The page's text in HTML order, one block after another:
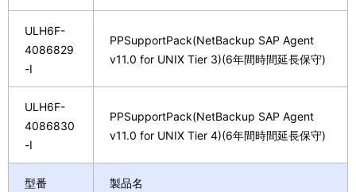
ULH6F-
4086829
-I
PPSupportPack(NetBackup SAP Agent
v11.0 for UNIX Tier 3)(6年間時間延長保守)
ULH6F-
4086830
-I
PPSupportPack(NetBackup SAP Agent
v11.0 for UNIX Tier 4)(6年間時間延長保守)
型番 製品名